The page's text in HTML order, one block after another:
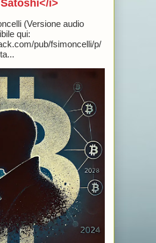
i>
(Versione audio
qui:
pub/fsimoncelli/p/